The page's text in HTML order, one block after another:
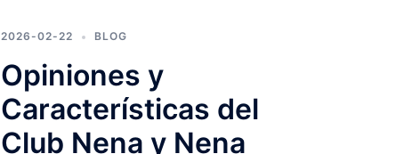
2026-02-22 BLOG
Opiniones y
Características del
Club Nena y Nena